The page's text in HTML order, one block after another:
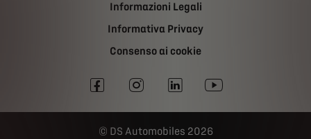
Informazioni Legali
Informativa Privacy
Consenso ai cookie
DS Automobiles 2026